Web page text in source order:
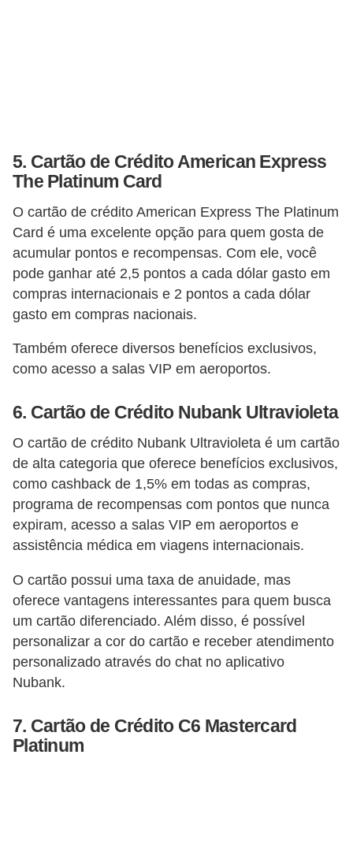
5. Cartão de Crédito American Express
The Platinum Card
O cartão de crédito American Express The Platinum
Card é uma excelente opção para quem gosta de
acumular pontos e recompensas. Com ele, você
pode ganhar até 2,5 pontos a cada dólar gasto em
compras internacionais e 2 pontos a cada dólar
gasto em compras nacionais.
Também oferece diversos benefícios exclusivos,
como acesso a salas VIP em aeroportos.
6. Cartão de Crédito Nubank Ultravioleta
O cartão de crédito Nubank Ultravioleta é um cartão
de alta categoria que oferece benefícios exclusivos,
como cashback de 1,5% em todas as compras,
programa de recompensas com pontos que nunca
expiram, acesso a salas VIP em aeroportos e
assistência médica em viagens internacionais.
O cartão possui uma taxa de anuidade, mas
oferece vantagens interessantes para quem busca
um cartão diferenciado. Além disso, é possível
personalizar a cor do cartão e receber atendimento
personalizado através do chat no aplicativo
Nubank.
7. Cartão de Crédito C6 Mastercard
Platinum
é
s
m
o
s
e
f
i
a
n
c
i
a
m
e
n
t
o
s
F
r
m